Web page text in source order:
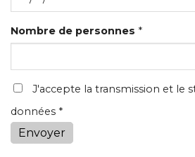
Nombre de personnes *
J'accepte la transmission et le
données *
Envoyer